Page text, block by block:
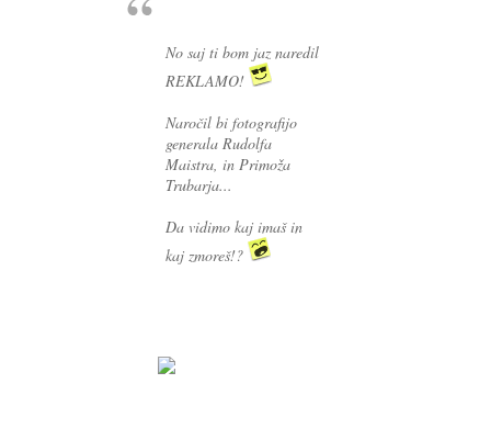
No saj ti bom jaz naredil
REKLAMO!
Naročil bi fotografijo
generala Rudolfa
Maistra, in Primoža
Trubarja...
Da vidimo kaj imaš in
kaj zmoreš!?